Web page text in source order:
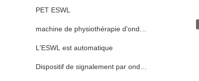
PET ESWL
machine de physiothérapie d'onde de choc
L'ESWL est automatique
Dispositif de signalement par ondes de choc